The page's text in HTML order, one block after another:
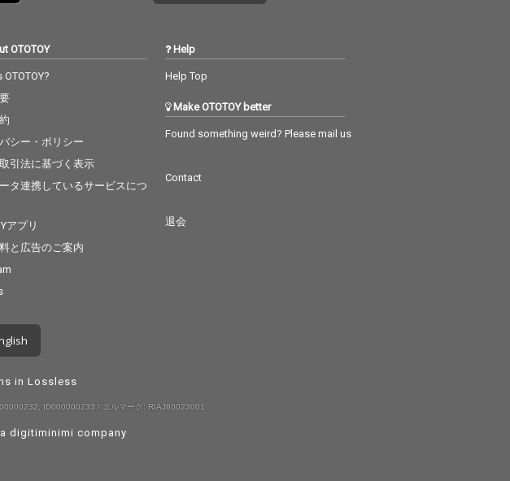
OTOTOY
シー・ポリシー
引法に基づく表示
タ連携しているサービスにつ
アプリ
と広告のご案内
Help
Help Top
Make OTOTOY better
Found something weird? Please mail us
Contact
退会
in Lossless
ID000000233 / エルマーク: RIAJ80023001
digitiminimi company